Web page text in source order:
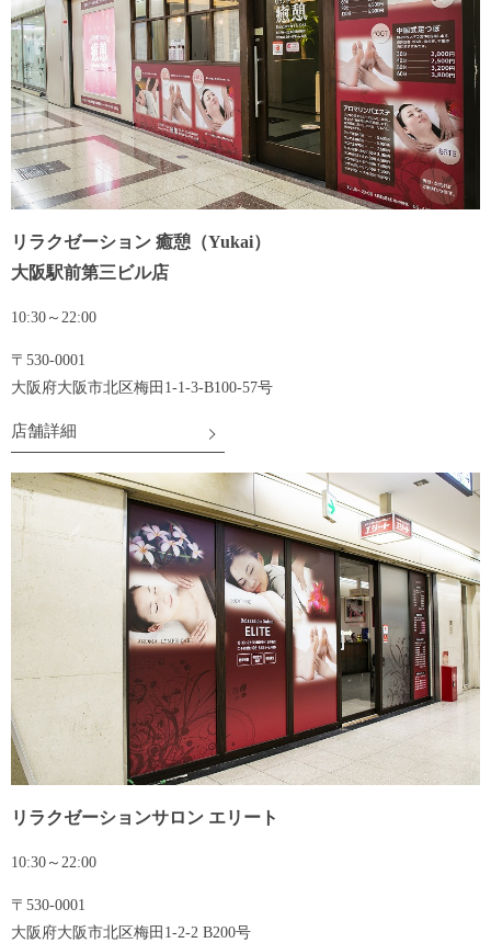
リラクゼーション 癒憩（Yukai）
大阪駅前第三ビル店
10:30～22:00
〒530-0001
大阪府大阪市北区梅田1-1-3-B100-57号
店舗詳細
リラクゼーションサロン エリート
10:30～22:00
〒530-0001
大阪府大阪市北区梅田1-2-2 B200号